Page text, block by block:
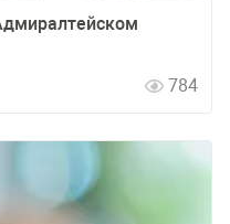
784